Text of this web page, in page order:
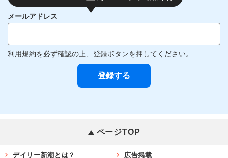
メールアドレス
利用規約を必ず確認の上、登録ボタンを押してください。
ページTOP
デイリー新潮とは？ 広告掲載